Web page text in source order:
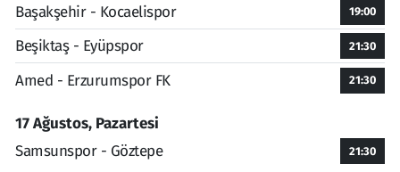
Başakşehir - Kocaelispor
19:00
Beşiktaş - Eyüpspor 21:30
Amed - Erzurumspor FK 21:30
17 Ağustos, Pazartesi
Samsunspor - Göztepe
21:30